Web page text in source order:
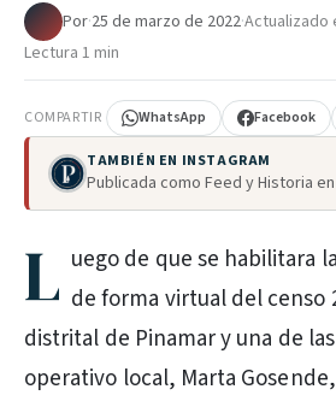
Por·25 de marzo de 2022·Actualizado
Lectura 1 min
COMPARTIR WhatsApp Facebook
TAMBIÉN EN INSTAGRAM
Publicada como Feed y Historia en
L uego de que se habilitara
de forma virtual del censo
distrital de Pinamar y una de
operativo local, Marta